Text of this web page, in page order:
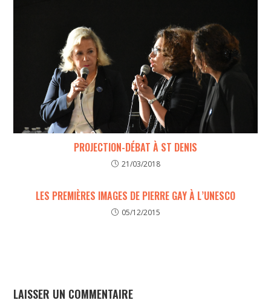
PROJECTION-DÉBAT À ST DENIS
21/03/2018
LES PREMIÈRES IMAGES DE PIERRE GAY À L’UNESCO
05/12/2015
LAISSER UN COMMENTAIRE